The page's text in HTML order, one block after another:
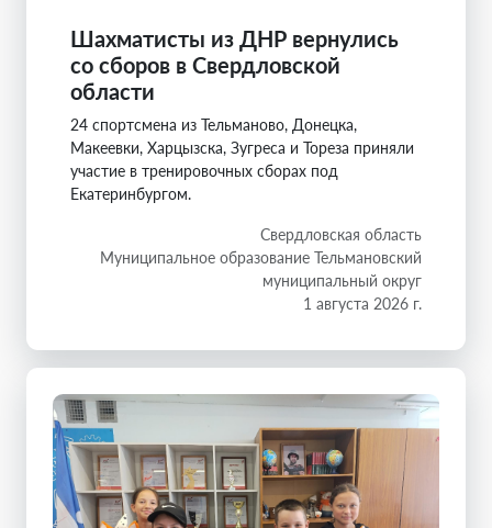
Шахматисты из ДНР вернулись
со сборов в Свердловской
области
24 спортсмена из Тельманово, Донецка,
Макеевки, Харцызска, Зугреса и Тореза приняли
участие в тренировочных сборах под
Екатеринбургом.
Свердловская область
Муниципальное образование Тельмановский
муниципальный округ
1 августа 2026 г.